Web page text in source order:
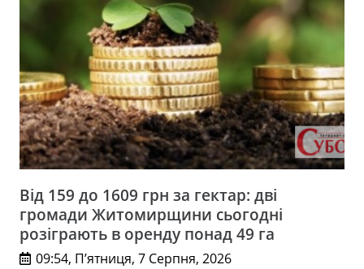
Від 159 до 1609 грн за гектар: дві
громади Житомирщини сьогодні
розіграють в оренду понад 49 га
09:54, П’ятниця, 7 Серпня, 2026